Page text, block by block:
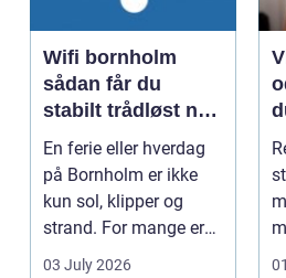
Wifi bornholm
sådan får du
stabilt trådløst net
på klippeøen
En ferie eller hverdag
på Bornholm er ikke
kun sol, klipper og
strand. For mange er
en stabil intern...
03 July 2026